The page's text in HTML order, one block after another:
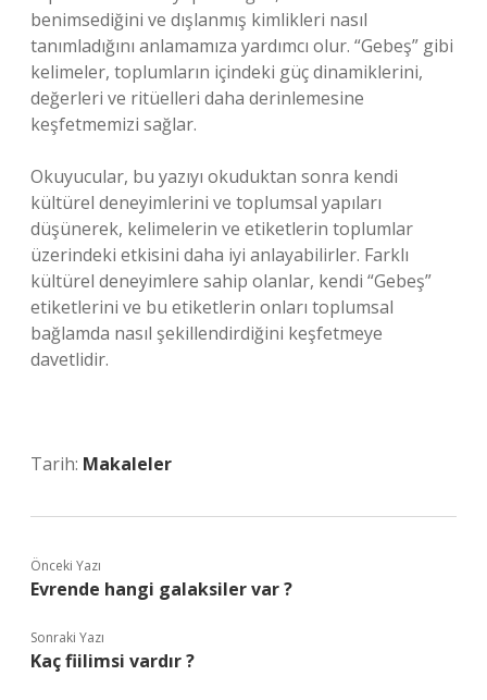
benimsediğini ve dışlanmış kimlikleri nasıl
tanımladığını anlamamıza yardımcı olur. “Gebeş” gibi
kelimeler, toplumların içindeki güç dinamiklerini,
değerleri ve ritüelleri daha derinlemesine
keşfetmemizi sağlar.
Okuyucular, bu yazıyı okuduktan sonra kendi
kültürel deneyimlerini ve toplumsal yapıları
düşünerek, kelimelerin ve etiketlerin toplumlar
üzerindeki etkisini daha iyi anlayabilirler. Farklı
kültürel deneyimlere sahip olanlar, kendi “Gebeş”
etiketlerini ve bu etiketlerin onları toplumsal
bağlamda nasıl şekillendirdiğini keşfetmeye
davetlidir.
Tarih: Makaleler
Önceki Yazı
Evrende hangi galaksiler var ?
Sonraki Yazı
Kaç fiilimsi vardır ?